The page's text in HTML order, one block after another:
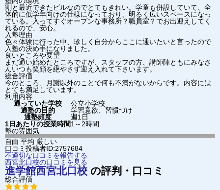
割と最近できたビルなのでとてもきれい。学童も併設していて、全
体的に低学年向けの仕様になっており、明るく広いスペースになっ
ている。入ってすぐオープンな事務所？職員室？でお出迎えしてく
れるので、安心。
入塾理由
色々体験に行った中、珍しく自分からここに通いたいと言ったので
入塾の決め手になりました。
良いところや要望
まだ通い始めたところですが、スタッフの方、講師陣ともにみなさ
んいつも笑顔を絶やさず迎え入れて下さいます。
総合評価
今のところ、月謝以外のことで何も不満がないからです。内容には
とても満足しています。
利用内容
通っていた学校
公立小学校
通塾の目的
学習意欲、習慣づけ
通塾頻度
週1日
1日あたりの授業時間1～2時間
塾の雰囲気
自由 平均 厳しい
口コミ投稿者ID:2757684
不適切な口コミを報告する
西宮北口校の口コミを見る
進学館西宮北口校 の評判・口コミ
総合評価